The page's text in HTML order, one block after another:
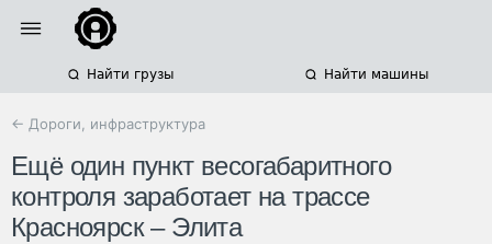
Найти грузы Найти машины
← Дороги, инфраструктура
Ещё один пункт весогабаритного
контроля заработает на трассе
Красноярск – Элита